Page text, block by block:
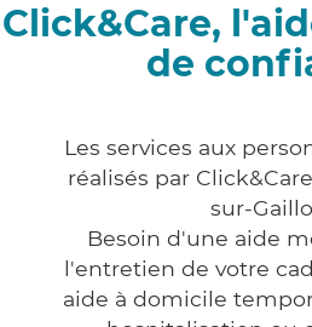
Click&Care,
de
Les services aux
réalisés par
sur-
Besoin d'une aide
l'entretien de votre
aide à domicile